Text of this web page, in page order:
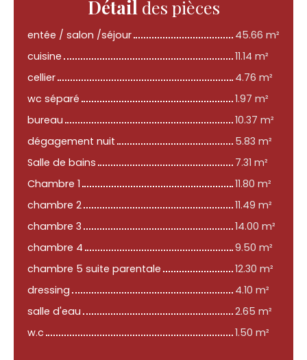
Détail des pièces
entée / salon /séjour
45.66 m²
cuisine
11.14 m²
cellier
4.76 m²
wc séparé
1.97 m²
bureau
10.37 m²
dégagement nuit
5.83 m²
Salle de bains
7.31 m²
Chambre 1
11.80 m²
chambre 2
11.49 m²
chambre 3
14.00 m²
chambre 4
9.50 m²
chambre 5 suite parentale
12.30 m²
dressing
4.10 m²
salle d'eau
2.65 m²
w.c
1.50 m²